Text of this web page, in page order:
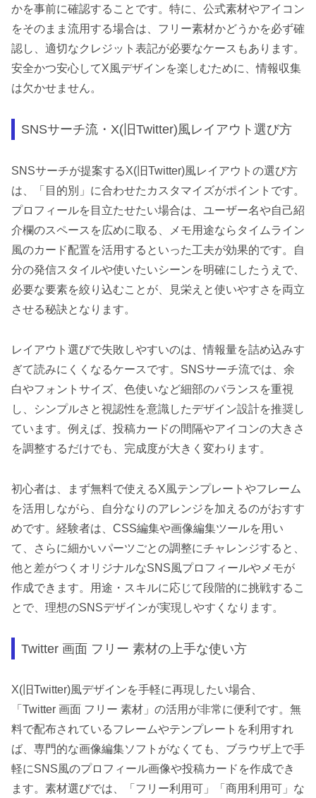
かを事前に確認することです。特に、公式素材やアイコン
をそのまま流用する場合は、フリー素材かどうかを必ず確
認し、適切なクレジット表記が必要なケースもあります。
安全かつ安心してX風デザインを楽しむために、情報収集
は欠かせません。
SNSサーチ流・X(旧Twitter)風レイアウト選び方
SNSサーチが提案するX(旧Twitter)風レイアウトの選び方
は、「目的別」に合わせたカスタマイズがポイントです。
プロフィールを目立たせたい場合は、ユーザー名や自己紹
介欄のスペースを広めに取る、メモ用途ならタイムライン
風のカード配置を活用するといった工夫が効果的です。自
分の発信スタイルや使いたいシーンを明確にしたうえで、
必要な要素を絞り込むことが、見栄えと使いやすさを両立
させる秘訣となります。
レイアウト選びで失敗しやすいのは、情報量を詰め込みす
ぎて読みにくくなるケースです。SNSサーチ流では、余
白やフォントサイズ、色使いなど細部のバランスを重視
し、シンプルさと視認性を意識したデザイン設計を推奨し
ています。例えば、投稿カードの間隔やアイコンの大きさ
を調整するだけでも、完成度が大きく変わります。
初心者は、まず無料で使えるX風テンプレートやフレーム
を活用しながら、自分なりのアレンジを加えるのがおすす
めです。経験者は、CSS編集や画像編集ツールを用い
て、さらに細かいパーツごとの調整にチャレンジすると、
他と差がつくオリジナルなSNS風プロフィールやメモが
作成できます。用途・スキルに応じて段階的に挑戦するこ
とで、理想のSNSデザインが実現しやすくなります。
Twitter 画面 フリー 素材の上手な使い方
X(旧Twitter)風デザインを手軽に再現したい場合、
「Twitter 画面 フリー 素材」の活用が非常に便利です。無
料で配布されているフレームやテンプレートを利用すれ
ば、専門的な画像編集ソフトがなくても、ブラウザ上で手
軽にSNS風のプロフィール画像や投稿カードを作成でき
ます。素材選びでは、「フリー利用可」「商用利用可」な